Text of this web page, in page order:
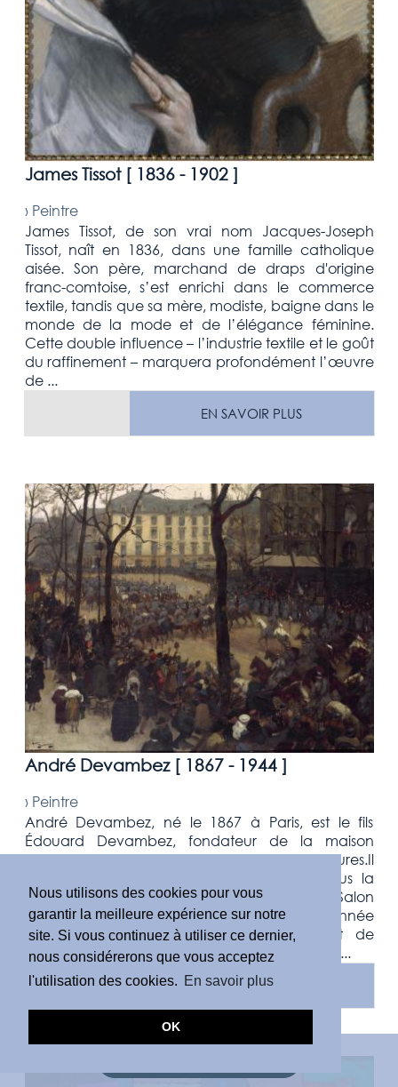
Nous utilisons des cookies pour vous
garantir la meilleure expérience sur notre
site. Si vous continuez à utiliser ce dernier,
nous considérerons que vous acceptez
l'utilisation des cookies. En savoir plus
OK
James Tissot [ 1836 - 1902]
› Peintre
James Tissot, de son vrai nom Jacques-Joseph
Tissot, naît en 1836, dans une famille catholique
aisée. Son père, marchand de draps d'origine
franc-comtoise, s’est enrichi dans le commerce
textile, tandis que sa mère, modiste, baigne dans le
monde de la mode et de l’élégance féminine.
Cette double influence – l’industrie textile et le goût
du raffinement – marquera profondément l’œuvre
de ...
EN SAVOIR PLUS
André Devambez [ 1867 - 1944]
› Peintre
André Devambez, né le 1867 à Paris, est le fils
Édouard Devambez, fondateur de la maison
éponyme, spécialisée dans l'édition de gravures.Il
étudie à l'école des Beaux-Arts de Paris sous la
tutelle de Benjamin Constant. Il expose au Salon
des artistes français en 1889 et remporte l'année
suivante, le Prix de Rome lui permettant de
séjourner à la Villa Médicis. Ce prix marque un ...
EN SAVOIR PLUS